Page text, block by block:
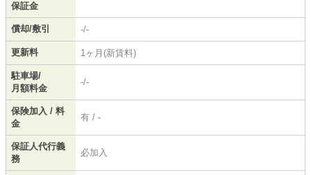
保証金
償却/敷引 -/-
更新料 1ヶ月(新賃料)
駐車場/
月額料金
-/-
保険加入 / 料
金
有 / -
保証人代行義
務
必加入